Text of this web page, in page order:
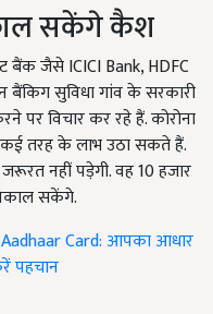
सकेंगे कैश
बैंक जैसे ICICI Bank, HDFC
सुविधा गांव के सरकारी
पर विचार कर रहे हैं. कोरोना
तरह के लाभ उठा सकते हैं.
नहीं पड़ेगी. वह 10 हजार
सकेंगे.
Card: आपका आधार
पहचान